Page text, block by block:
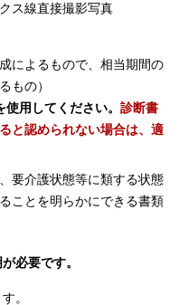
ス線直接撮影写真
によるもので、相当期間の
もの）
用してください。 診断書
と認められない場合は、適
要介護状態等に類する状態
ことを明らかにできる書類
必要です。
。